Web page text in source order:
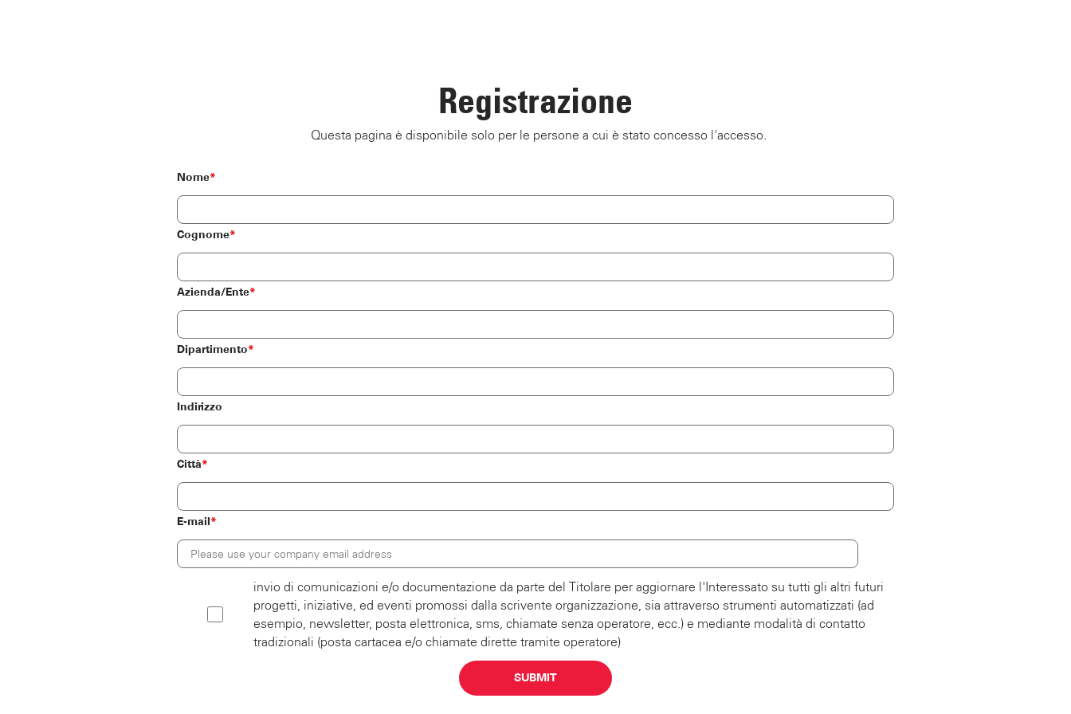
Registrazione
Questa pagina è disponibile solo per le persone a cui è stato concesso l'accesso.
Nome*
Cognome*
Azienda/Ente*
Dipartimento*
Indirizzo
Città*
E-mail*
invio di comunicazioni e/o documentazione da parte del Titolare per aggiornare l'Interessato su tutti gli altri futuri
progetti, iniziative, ed eventi promossi dalla scrivente organizzazione, sia attraverso strumenti automatizzati (ad
esempio, newsletter, posta elettronica, sms, chiamate senza operatore, ecc.) e mediante modalità di contatto
tradizionali (posta cartacea e/o chiamate dirette tramite operatore)